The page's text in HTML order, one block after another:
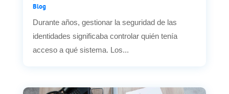
Blog
Durante años, gestionar la seguridad de las
identidades significaba controlar quién tenía
acceso a qué sistema. Los...